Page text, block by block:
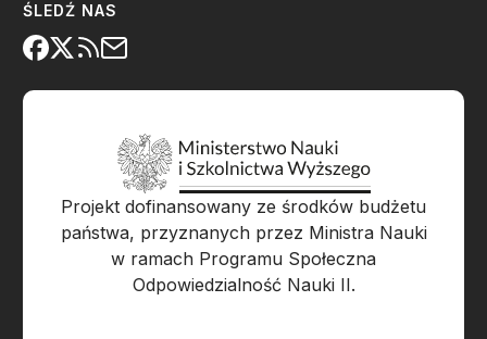
ŚLEDŹ NAS
Projekt dofinansowany ze środków budżetu
państwa, przyznanych przez Ministra Nauki
w ramach Programu Społeczna
Odpowiedzialność Nauki II.